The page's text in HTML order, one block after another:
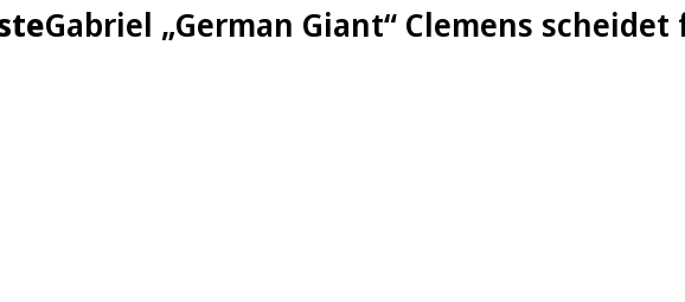
Gabriel „German Giant“ Clemens